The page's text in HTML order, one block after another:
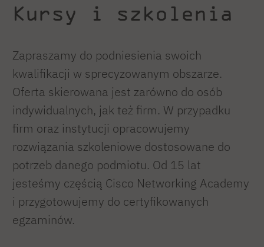
Kursy i szkolenia
Zapraszamy do podniesienia swoich
kwalifikacji w sprecyzowanym obszarze.
Oferta skierowana jest zarówno do osób
indywidualnych, jak też firm. W przypadku
firm oraz instytucji opracowujemy
rozwiązania szkoleniowe dostosowane do
potrzeb danego podmiotu. Od 15 lat
jesteśmy częścią Cisco Networking Academy
i przygotowujemy do certyfikowanych
egzaminów.